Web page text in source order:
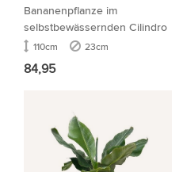
Bananenpflanze im
selbstbewässernden Cilindro
110cm 23cm
84,95